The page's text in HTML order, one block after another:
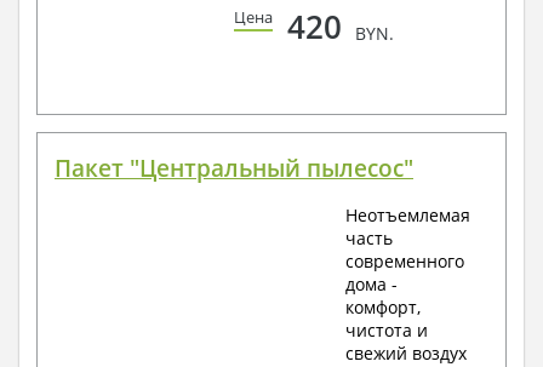
Цена 420 BYN.
Пакет "Центральный пылесос"
Неотъемлемая
часть
современного
дома -
комфорт,
чистота и
свежий воздух